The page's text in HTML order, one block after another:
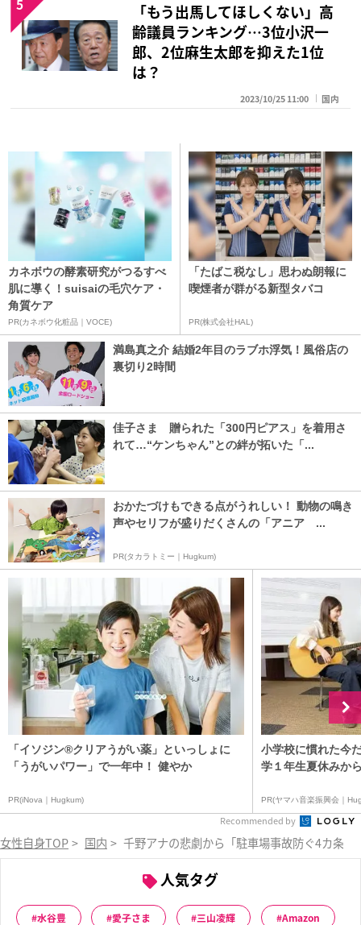
「もう出馬してほしくない」高
齢議員ランキング…3位小沢一
郎、2位麻生太郎を抑えた1位
は？
2023/10/25 11:00 国内
5
カネボウの酵素研究がつるすべ
肌に導く！suisaiの毛穴ケア・
角質ケア
PR(カネボウ化粧品｜VOCE)
「たばこ税なし」思わぬ朗報に
喫煙者が群がる新型タバコ
PR(株式会社HAL)
満島真之介 結婚2年目のラブホ浮気！風俗店の
裏切り2時間
佳子さま 贈られた「300円ピアス」を着用さ
れて…“ケンちゃん”との絆が拓いた「...
おかたづけもできる点がうれしい！ 動物の鳴き
声やセリフが盛りだくさんの「アニア ...
PR(タカラトミー｜Hugkum)
「イソジン®クリアうがい薬」といっしょに
「うがいパワー」で一年中！ 健やか
PR(iNova｜Hugkum)
小学校に慣れた今
学１年生夏休みか
PR(ヤマハ音楽振興会｜
Recommended by
女性自身TOP > 国内 > 千野アナの悲劇から「駐車場事故防ぐ4カ条」
人気タグ
水谷豊 愛子さま 三山凌輝 Amazon